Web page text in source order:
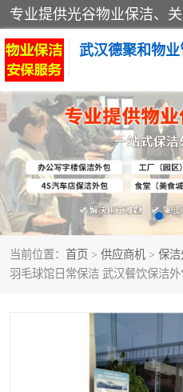
武汉德聚和物
当前位置： 首页 > 供应商机 > 保洁
羽毛球馆日常保洁 武汉餐饮保洁外
保洁外包